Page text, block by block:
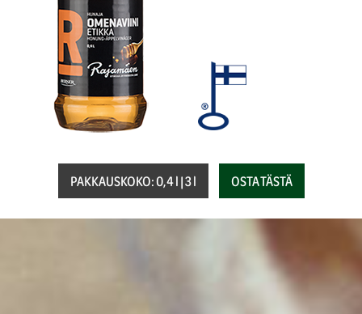
PAKKAUSKOKO: 0,4 l | 3 l OSTA TÄSTÄ